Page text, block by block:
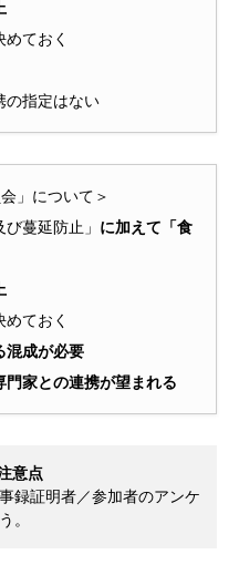
ておく
の指定はない
」について＞
蔓延防止」 に加えて「食
ておく
混成が必要
家との連携が望まれる
意点
録証明者／参加者のアンケ
。